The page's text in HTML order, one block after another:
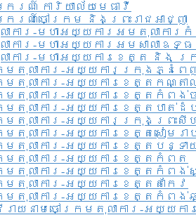
រណ៍ ការិយាល័យ​មេធាវី​
ករណ៍​ចៅក្រម និងព្រះរាជអាជ្ញា
ាការ-មហាអយ្យការអមតុលាការ
ាការ-មហាអយ្យការអមសាលាឧទ្
ាការ-មហាអយ្យការខេត្ត និង ក្
មតុលាការ-អយ្យការក្រុងភ្នំពេ
មតុលាការ-អយ្យការខេត្តកណ្តា
មតុលាការ-អយ្យការខេត្តកំពង់ច
មតុលាការ-អយ្យការខេត្តបាត់ដំ
មតុលាការ-អយ្យការ​ក្រុងព្រះសី
មតុលាការ-អយ្យការខេត្តសៀមរា
មតុលាការ-អយ្យការខេត្តបន្ទា
មតុលាការ-អយ្យការខេត្តកំពត
មតុលាការ-អយ្យការខេត្តកំពង់
មតុលាការ-អយ្យការខេត្តតាកែវ
មតុលាការ-អយ្យការខេត្តកំពង់
ាយនាមចៅក្រមតុលាការ-អយ្យក